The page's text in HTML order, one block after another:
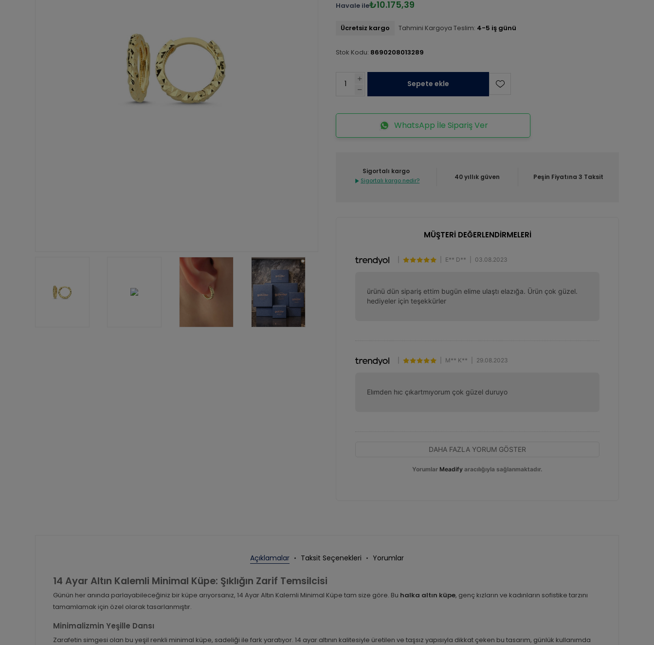
Havale ile₺10.175,39
Ücretsiz kargo Tahmini Kargoya Teslim: 4-5 iş günü
Stok Kodu: 8690208013289
Sepete ekle
WhatsApp İle Sipariş Ver
Sigortalı kargo
Sigortalı kargo nedir? 40 yıllık güven Peşin Fiyatına 3 Taksit
MÜŞTERİ DEĞERLENDİRMELERİ
E** D** 03.08.2023
ürünü dün sipariş ettim bugün elime ulaştı elazığa. Ürün çok güzel.
hediyeler için teşekkürler
M** K** 29.08.2023
Elımden hıc çıkartmıyorum çok güzel duruyo
DAHA FAZLA YORUM GÖSTER
Yorumlar Meadify aracılığıyla sağlanmaktadır.
Açıklamalar Taksit Seçenekleri Yorumlar
14 Ayar Altın Kalemli Minimal Küpe: Şıklığın Zarif Temsilcisi
Günün her anında parlayabileceğiniz bir küpe arıyorsanız, 14 Ayar Altın Kalemli Minimal Küpe tam size göre. Bu halka altın küpe, genç kızların ve kadınların sofistike tarzını
tamamlamak için özel olarak tasarlanmıştır.
Minimalizmin Yeşille Dansı
Zarafetin simgesi olan bu yeşil renkli minimal küpe, sadeliği ile fark yaratıyor. 14 ayar altının kalitesiyle üretilen ve taşsız yapısıyla dikkat çeken bu tasarım, günlük kullanımda